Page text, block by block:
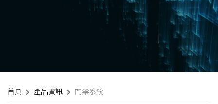
首頁 產品資訊 門禁系統